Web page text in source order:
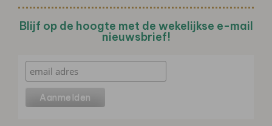
Blijf op de hoogte met de wekelijkse e-mail
nieuwsbrief!